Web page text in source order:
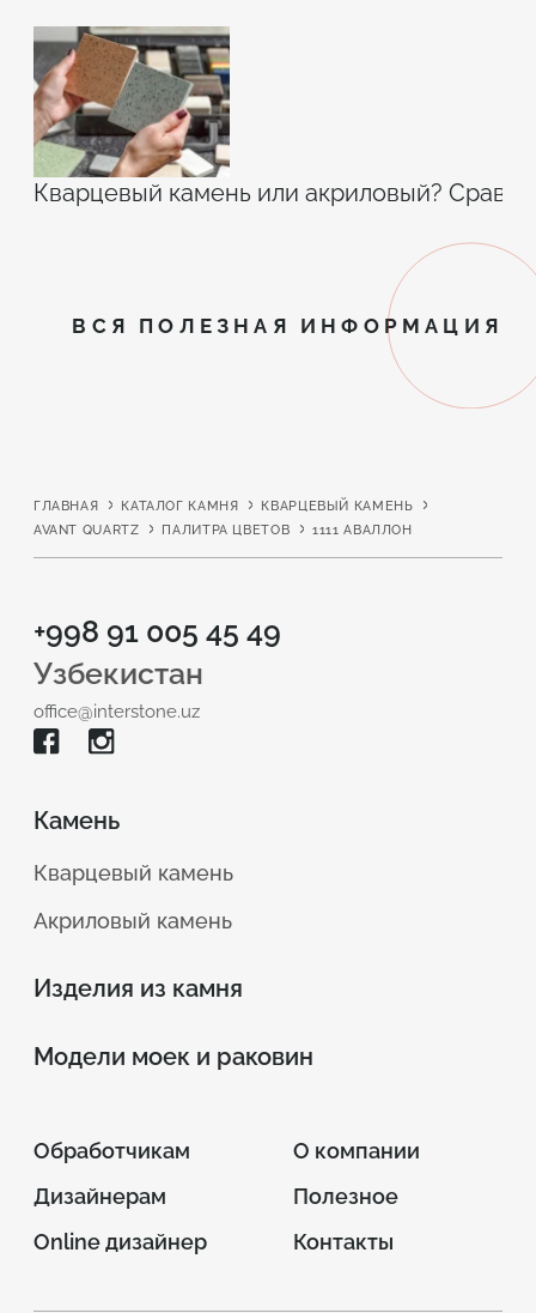
Кварцевый камень или акриловый?
ВСЯ ПОЛЕЗНАЯ ИНФОРМАЦИЯ
ГЛАВНАЯ КАТАЛОГ КАМНЯ
КВАРЦЕВЫЙ КАМЕНЬ
AVANT QUARTZ
ПАЛИТРА ЦВЕТОВ 1111 АВАЛЛОН
+998 91 005 45 49
Узбекистан
office@interstone.uz
Камень
Кварцевый камень
Акриловый камень
Изделия из камня
Модели моек и раковин
Обработчикам
Дизайнерам
Online дизайнер
О компании
Полезное
Контакты